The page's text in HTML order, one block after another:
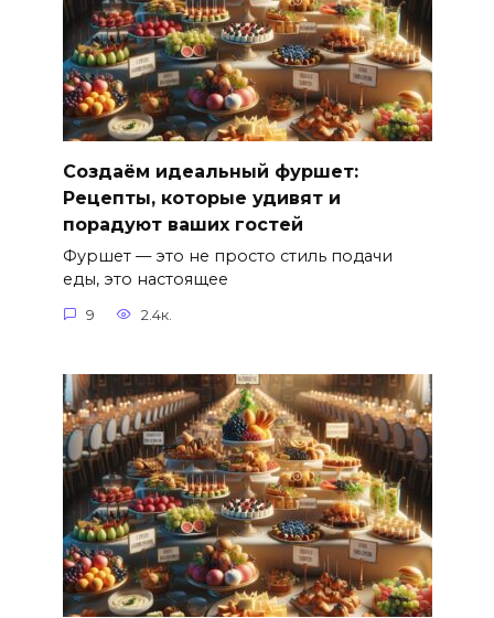
Создаём идеальный фуршет:
Рецепты, которые удивят и
порадуют ваших гостей
Фуршет — это не просто стиль подачи
еды, это настоящее
9 2.4к.